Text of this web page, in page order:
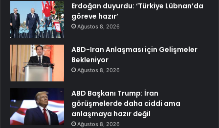
Erdoğan duyurdu: ‘Türkiye Lübnan’da
göreve hazır’
Ağustos 8, 2026
ABD-Iran Anlaşması için Gelişmeler
Bekleniyor
Ağustos 8, 2026
ABD Başkanı Trump: İran
görüşmelerde daha ciddi ama
anlaşmaya hazır değil
Ağustos 8, 2026